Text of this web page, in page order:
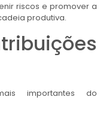
riscos e promover a
produtiva.
importantes do